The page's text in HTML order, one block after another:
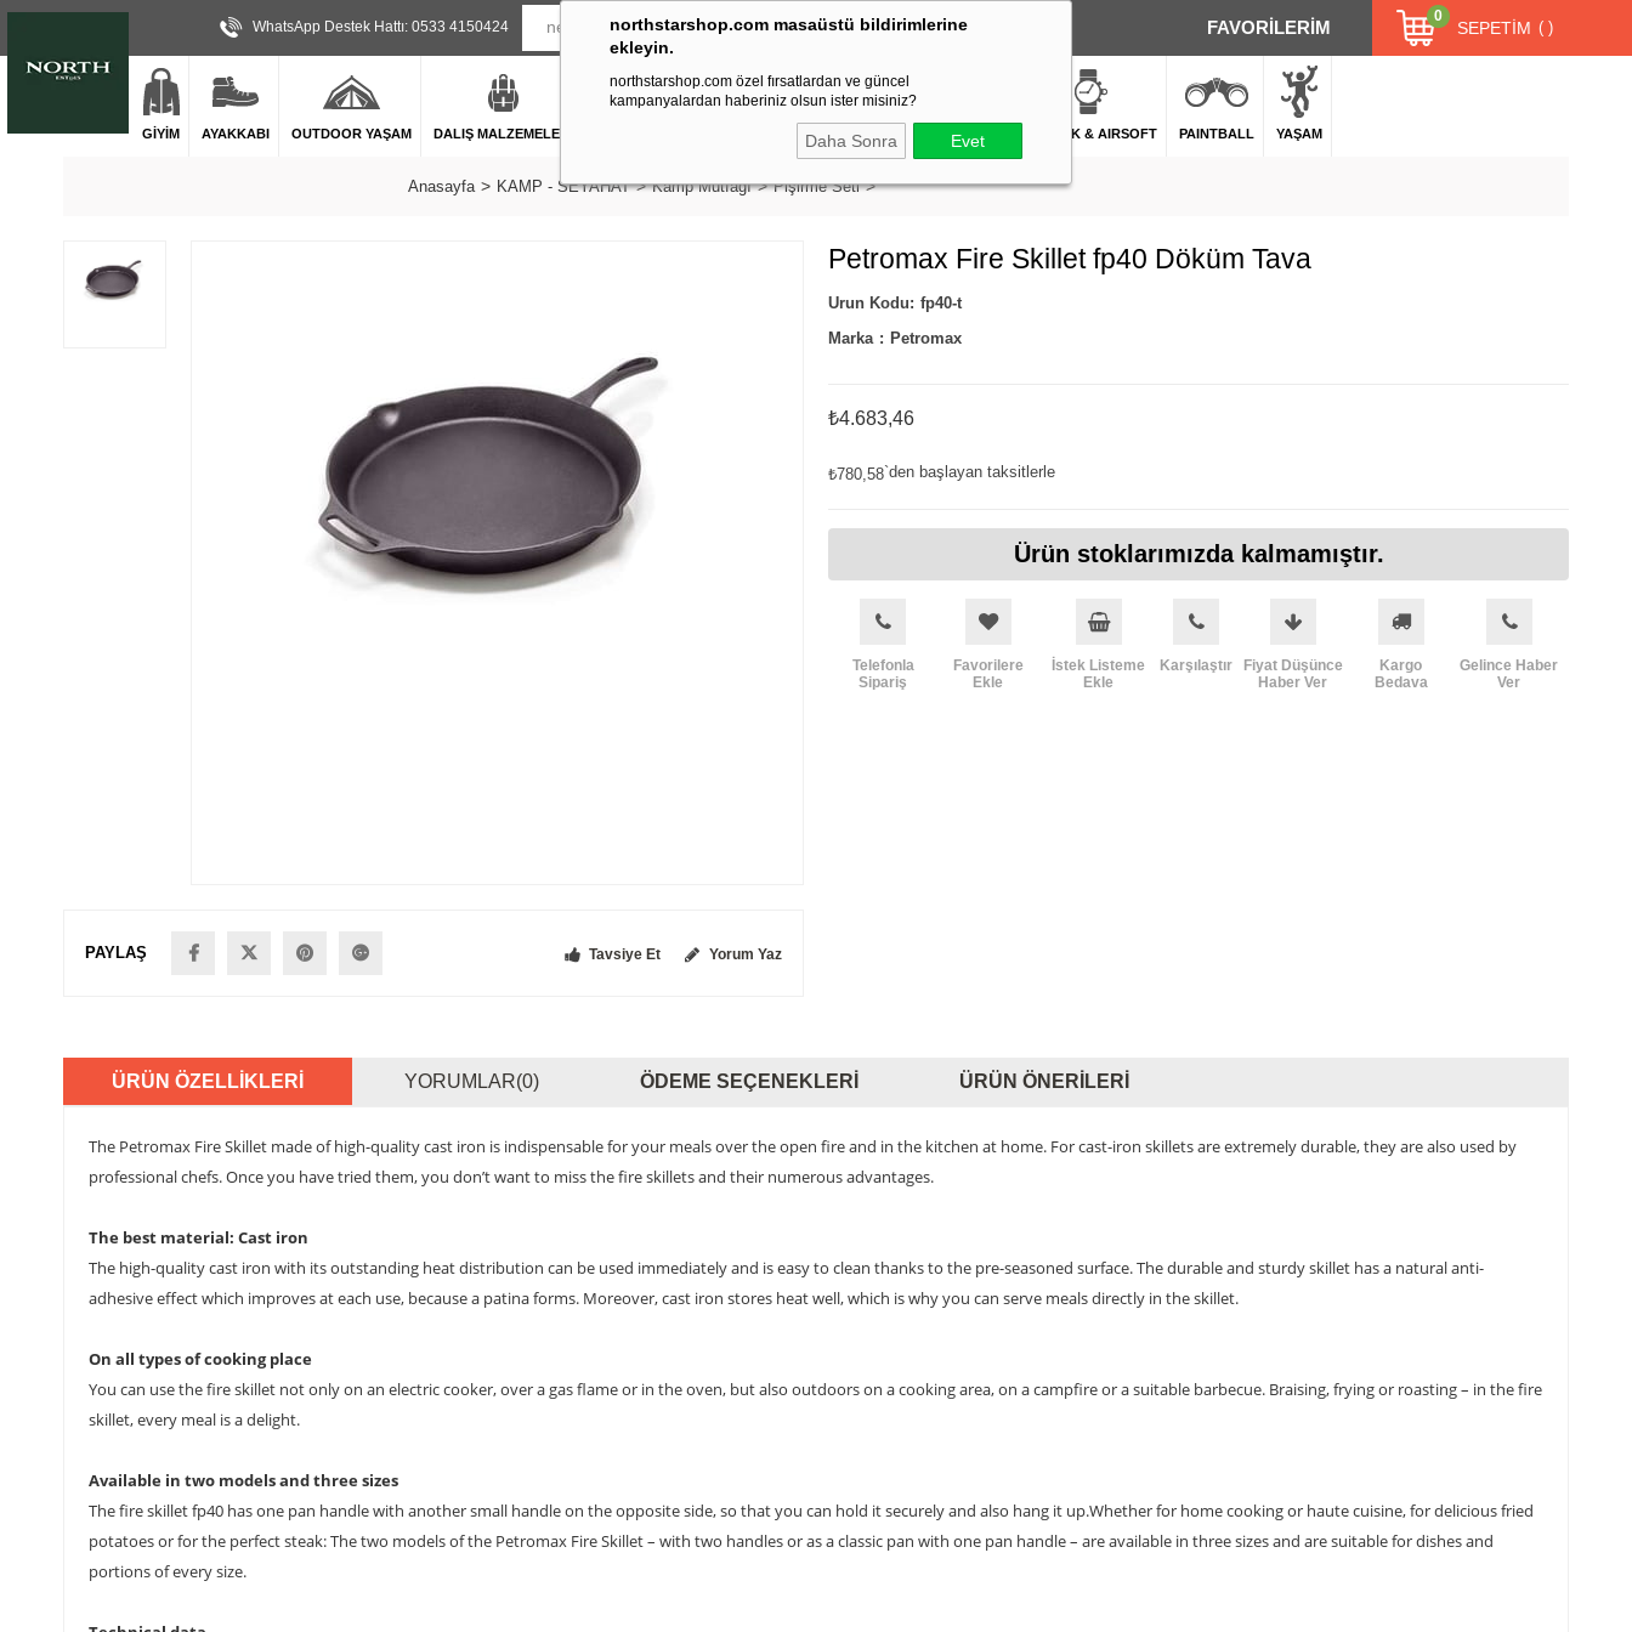
northstarshop.com masaüstü bildirimlerine
ekleyin.
northstarshop.com özel fırsatlardan ve güncel
kampanyalardan haberiniz olsun ister misiniz?
Daha Sonra Evet
WhatsApp Destek Hattı: 0533 4150424 FAVORİLERİM SEPETIM
0
GİYİM AYAKKABI OUTDOOR YAŞAM DALIŞ MALZEMELERİ FENER DAĞCILIK & İŞ GÜVENLİĞİ ATICILIK & AIRSOFT PAINTBALL YAŞAM
Anasayfa KAMP - SEYAHAT Kamp Mutfağı Pişirme Seti
PAYLAŞ Tavsiye Et Yorum Yaz
Petromax Fire Skillet fp40 Döküm Tava
fp40-t
Marka : Petromax
₺4.683,46
₺780,58`den başlayan taksitlerle
Ürün stoklarımızda kalmamıştır.
Telefonla
Sipariş
Favorilere
Ekle
İstek Listeme
Ekle
Karşılaştır
Fiyat Düşünce
Haber Ver
Kargo
Bedava
Gelince Haber
Ver
ÜRÜN ÖZELLIKLERI YORUMLAR(0) ÖDEME SEÇENEKLERI ÜRÜN ÖNERILERI
The Petromax Fire Skillet made of high-quality cast iron is indispensable for your meals over the open fire and in the kitchen at home. For cast-iron skillets are extremely durable, they are also used by
professional chefs. Once you have tried them, you don’t want to miss the fire skillets and their numerous advantages.
The best material: Cast iron
The high-quality cast iron with its outstanding heat distribution can be used immediately and is easy to clean thanks to the pre-seasoned surface. The durable and sturdy skillet has a natural anti-
adhesive effect which improves at each use, because a patina forms. Moreover, cast iron stores heat well, which is why you can serve meals directly in the skillet.
On all types of cooking place
You can use the fire skillet not only on an electric cooker, over a gas flame or in the oven, but also outdoors on a cooking area, on a campfire or a suitable barbecue. Braising, frying or roasting – in the fire
skillet, every meal is a delight.
Available in two models and three sizes
The fire skillet fp40 has one pan handle with another small handle on the opposite side, so that you can hold it securely and also hang it up.Whether for home cooking or haute cuisine, for delicious fried
potatoes or for the perfect steak: The two models of the Petromax Fire Skillet – with two handles or as a classic pan with one pan handle – are available in three sizes and are suitable for dishes and
portions of every size.